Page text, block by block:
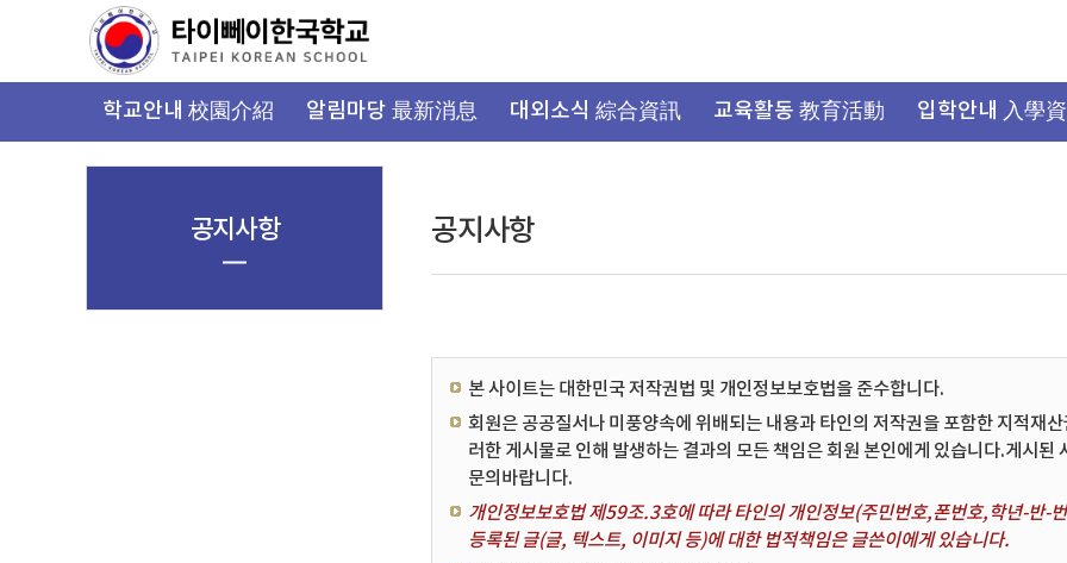
뉴
학교안내 校園介紹 알림마당 最新消息 대외소식 綜合資訊 교육활동 教育活動 입학안내 入學
공지사항
본 사이트는 대한민국 저작권법 및 개인정보보호법을 준수합니다.
회원은 공공질서나 미풍양속에 위배되는 내용과 타인의 저작권을 포함한 지적재
러한 게시물로 인해 발생하는 결과의 모든 책임은 회원 본인에게 있습니다.게시된
문의바랍니다.
개인정보보호법 제59조.3호에 따라 타인의 개인정보(주민번호,폰번호,학년-반-
등록된 글(글, 텍스트, 이미지 등)에 대한 법적책임은 글쓴이에게 있습니다.
공지사항